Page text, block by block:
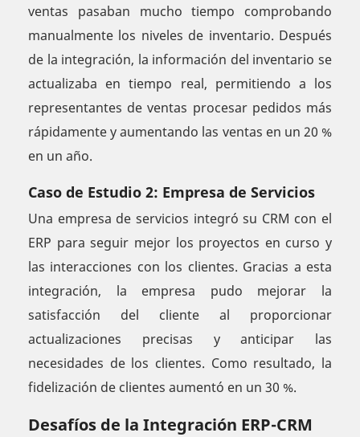
ventas pasaban mucho tiempo comprobando
manualmente los niveles de inventario. Después
de la integración, la información del inventario se
actualizaba en tiempo real, permitiendo a los
representantes de ventas procesar pedidos más
rápidamente y aumentando las ventas en un 20 %
en un año.
Caso de Estudio 2: Empresa de Servicios
Una empresa de servicios integró su CRM con el
ERP para seguir mejor los proyectos en curso y
las interacciones con los clientes. Gracias a esta
integración, la empresa pudo mejorar la
satisfacción del cliente al proporcionar
actualizaciones precisas y anticipar las
necesidades de los clientes. Como resultado, la
fidelización de clientes aumentó en un 30 %.
Desafíos de la Integración ERP-CRM